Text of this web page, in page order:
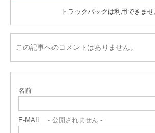
トラックバックは利用できませ
この記事へのコメントはありません。
名前
E-MAIL - 公開されません -